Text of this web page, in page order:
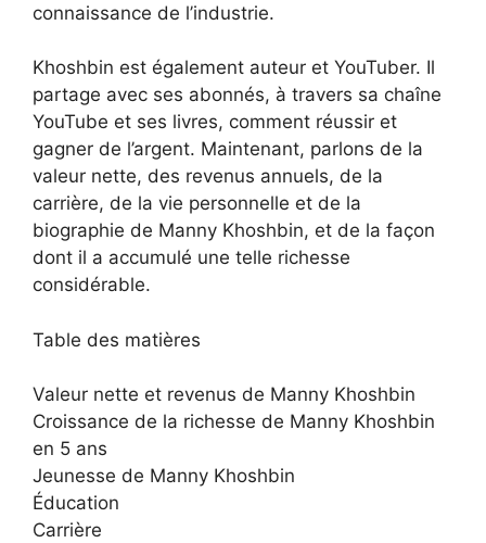
connaissance de l’industrie.
Khoshbin est également auteur et YouTuber. Il
partage avec ses abonnés, à travers sa chaîne
YouTube et ses livres, comment réussir et
gagner de l’argent. Maintenant, parlons de la
valeur nette, des revenus annuels, de la
carrière, de la vie personnelle et de la
biographie de Manny Khoshbin, et de la façon
dont il a accumulé une telle richesse
considérable.
Table des matières
Valeur nette et revenus de Manny Khoshbin
Croissance de la richesse de Manny Khoshbin
en 5 ans
Jeunesse de Manny Khoshbin
Éducation
Carrière